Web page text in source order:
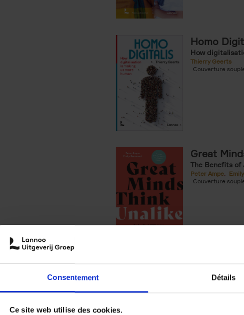
Consentement Détails
Ce site web utilise des cookies.
Homo
How
Thierry Geerts
Couverture
Great
The Benefits of
Peter Ampe
Couverture
A 5-step
recurrence